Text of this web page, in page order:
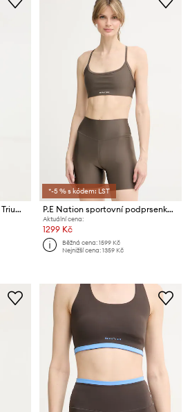
P.E Nation tepláky dámské Triumph
*-5 % s kódem: LST
P.E Nation sportovní podprsenka Fairmont
Aktuální cena:
1299 Kč
Běžná cena:1599 Kč
Nejnižší cena:1359 Kč